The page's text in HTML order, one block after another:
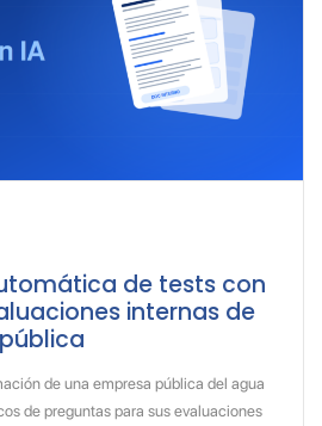
de tests con
internas de
de una empresa pública del agua
de preguntas para sus evaluaciones